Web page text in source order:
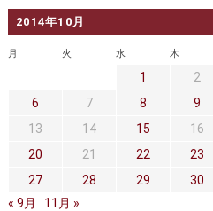
診察をご希望の方へ
大動脈瘤を指摘されたら？
遠方から来院される方は？
セカンドオピニオン
正しい病院の選び方
Handwashing
2014年10月
月 火 水 木
1 2
6
7 8 9
13
14 15 16
20
21 22 23
27
28 29 30
« 9月
11月 »